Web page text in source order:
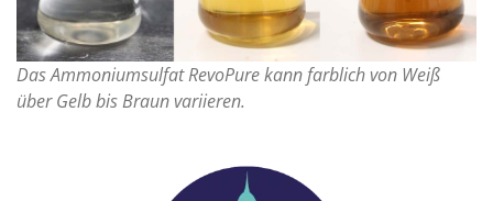
Das Ammoniumsulfat RevoPure kann farblich von Weiß
über Gelb bis Braun variieren.